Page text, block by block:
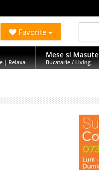
Favorite
| Relaxa
Mese si Masute
Bucatarie / Living